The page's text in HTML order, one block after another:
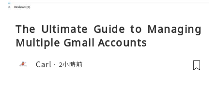
The Ultimate Guide to Managing
Multiple Gmail Accounts
Carl 2小時前